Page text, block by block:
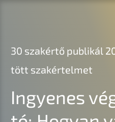
30 szakértő publi­kál
tött szakértelmet
Ingyenes